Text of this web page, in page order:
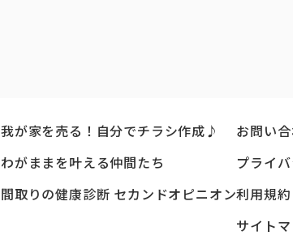
我が家を売る！自分でチラシ作成♪
わがままを叶える仲間たち
間取りの健康診断 セカンドオピニオン
お問い
プライ
利用規約
サイト